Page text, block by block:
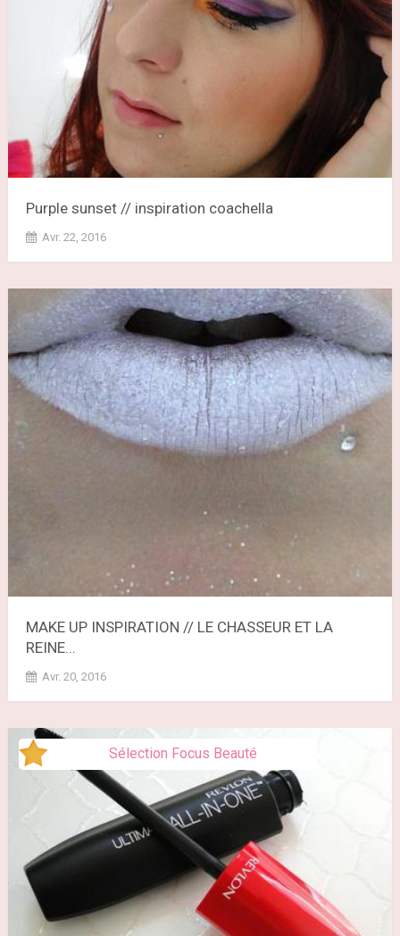
Purple sunset // inspiration coachella
Avr. 22, 2016
MAKE UP INSPIRATION // LE CHASSEUR ET LA
REINE...
Avr. 20, 2016
Sélection Focus Beauté